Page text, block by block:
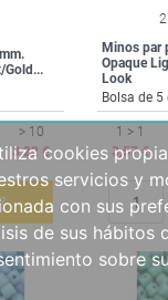
Gold...
> 10
3,22 €
Minos par
Opaque
Look
Bolsa de 5
1 > 1
3,57 €
cookies
servicios y
con sus
de sus hábitos
sobre